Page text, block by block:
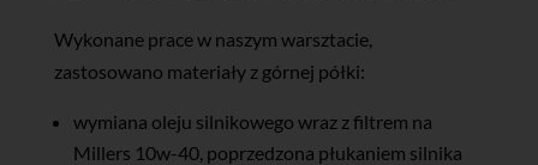
Wykonane prace w naszym warsztacie,
zastosowano materiały z górnej półki:
wymiana oleju silnikowego wraz z filtrem na
Millers 10w-40, poprzedzona płukaniem silnika